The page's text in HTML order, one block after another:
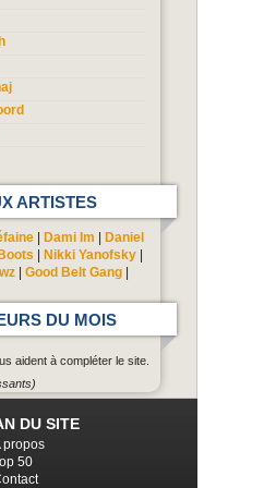
ARTISTES
Dami Im
Daniel
Boots Nikki Yanofsky|
| Good Belt Gang|
DU MOIS
aident à compléter le site.
DU SITE
propos
50